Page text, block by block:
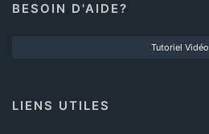
BESOIN D'AIDE?
Tutoriel Vidéo
LIENS UTILES